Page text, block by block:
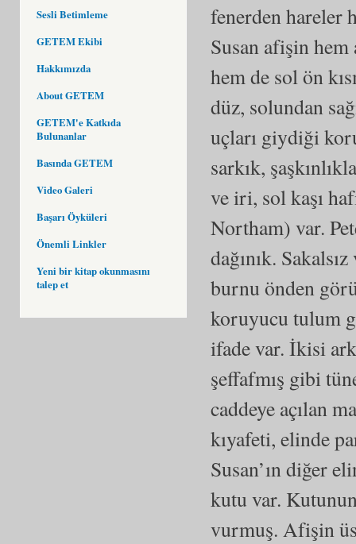
Sesli Betimleme
GETEM Ekibi
Hakkımızda
About GETEM
GETEM'e Katkıda
Bulunanlar
Basında GETEM
Video Galeri
Başarı Öyküleri
Önemli Linkler
Yeni bir kitap okunmasını
talep et
fenerden hareler
Susan afişin
hem de sol ön
düz, solundan
uçları giydiği
sarkık,
ve iri, sol kaşı
Northam) var.
dağınık.
burnu önden
koruyucu tulum
ifade var. İkisi
şeffafmış gibi
caddeye açılan
kıyafeti, elinde
Susan’ın diğer
kutu var.
vurmuş. Afişin